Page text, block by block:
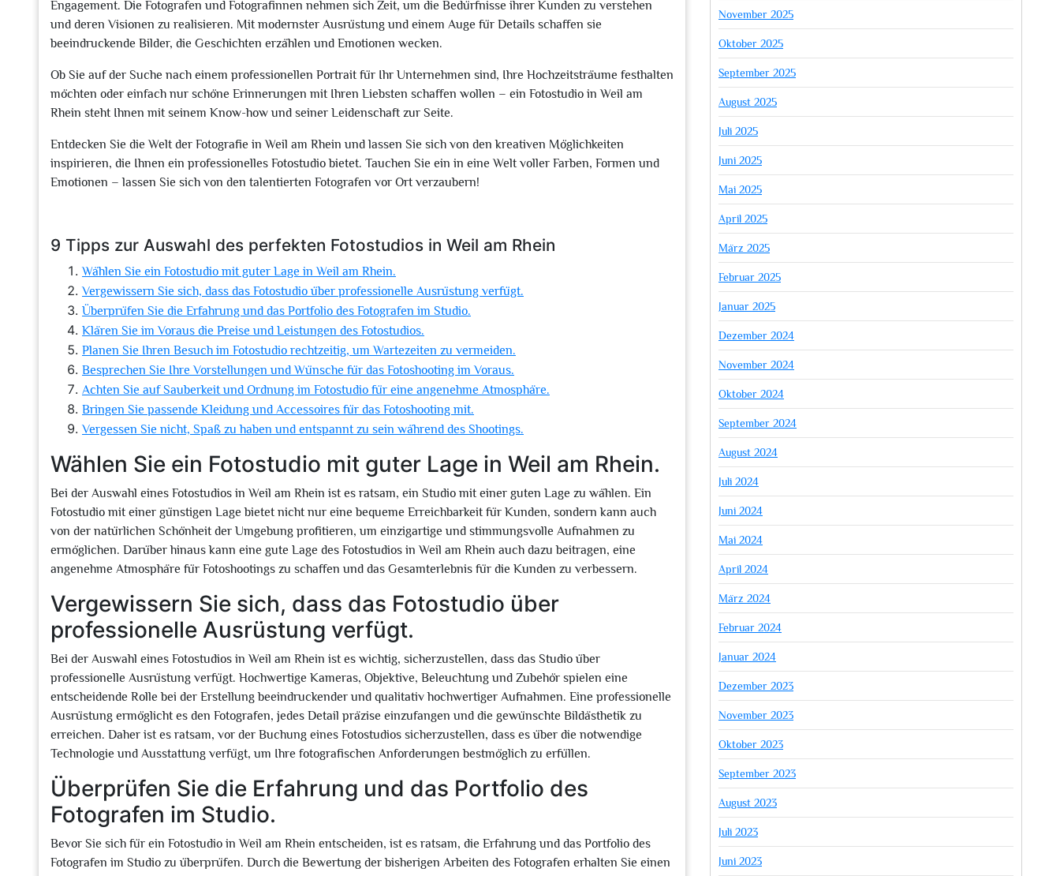
Engagement. Die Fotografen und Fotografinnen nehmen sich Zeit, um die Bedürfnisse ihrer Kunden zu verstehen
und deren Visionen zu realisieren. Mit modernster Ausrüstung und einem Auge für Details schaffen sie
beeindruckende Bilder, die Geschichten erzählen und Emotionen wecken.
Ob Sie auf der Suche nach einem professionellen Portrait für Ihr Unternehmen sind, Ihre Hochzeitsträume festhalten
möchten oder einfach nur schöne Erinnerungen mit Ihren Liebsten schaffen wollen – ein Fotostudio in Weil am
Rhein steht Ihnen mit seinem Know-how und seiner Leidenschaft zur Seite.
Entdecken Sie die Welt der Fotografie in Weil am Rhein und lassen Sie sich von den kreativen Möglichkeiten
inspirieren, die Ihnen ein professionelles Fotostudio bietet. Tauchen Sie ein in eine Welt voller Farben, Formen und
Emotionen – lassen Sie sich von den talentierten Fotografen vor Ort verzaubern!
9 Tipps zur Auswahl des perfekten Fotostudios in Weil am Rhein
Wählen Sie ein Fotostudio mit guter Lage in Weil am Rhein.
Vergewissern Sie sich, dass das Fotostudio über professionelle Ausrüstung verfügt.
Überprüfen Sie die Erfahrung und das Portfolio des Fotografen im Studio.
Klären Sie im Voraus die Preise und Leistungen des Fotostudios.
Planen Sie Ihren Besuch im Fotostudio rechtzeitig, um Wartezeiten zu vermeiden.
Besprechen Sie Ihre Vorstellungen und Wünsche für das Fotoshooting im Voraus.
Achten Sie auf Sauberkeit und Ordnung im Fotostudio für eine angenehme Atmosphäre.
Bringen Sie passende Kleidung und Accessoires für das Fotoshooting mit.
Vergessen Sie nicht, Spaß zu haben und entspannt zu sein während des Shootings.
Wählen Sie ein Fotostudio mit guter Lage in Weil am Rhein.
Bei der Auswahl eines Fotostudios in Weil am Rhein ist es ratsam, ein Studio mit einer guten Lage zu wählen. Ein
Fotostudio mit einer günstigen Lage bietet nicht nur eine bequeme Erreichbarkeit für Kunden, sondern kann auch
von der natürlichen Schönheit der Umgebung profitieren, um einzigartige und stimmungsvolle Aufnahmen zu
ermöglichen. Darüber hinaus kann eine gute Lage des Fotostudios in Weil am Rhein auch dazu beitragen, eine
angenehme Atmosphäre für Fotoshootings zu schaffen und das Gesamterlebnis für die Kunden zu verbessern.
Vergewissern Sie sich, dass das Fotostudio über
professionelle Ausrüstung verfügt.
Bei der Auswahl eines Fotostudios in Weil am Rhein ist es wichtig, sicherzustellen, dass das Studio über
professionelle Ausrüstung verfügt. Hochwertige Kameras, Objektive, Beleuchtung und Zubehör spielen eine
entscheidende Rolle bei der Erstellung beeindruckender und qualitativ hochwertiger Aufnahmen. Eine professionelle
Ausrüstung ermöglicht es den Fotografen, jedes Detail präzise einzufangen und die gewünschte Bildästhetik zu
erreichen. Daher ist es ratsam, vor der Buchung eines Fotostudios sicherzustellen, dass es über die notwendige
Technologie und Ausstattung verfügt, um Ihre fotografischen Anforderungen bestmöglich zu erfüllen.
Überprüfen Sie die Erfahrung und das Portfolio des
Fotografen im Studio.
Bevor Sie sich für ein Fotostudio in Weil am Rhein entscheiden, ist es ratsam, die Erfahrung und das Portfolio des
Fotografen im Studio zu überprüfen. Durch die Bewertung der bisherigen Arbeiten des Fotografen erhalten Sie einen
November 2025
Oktober 2025
September 2025
August 2025
Juli 2025
Juni 2025
Mai 2025
April 2025
März 2025
Februar 2025
Januar 2025
Dezember 2024
November 2024
Oktober 2024
September 2024
August 2024
Juli 2024
Juni 2024
Mai 2024
April 2024
März 2024
Februar 2024
Januar 2024
Dezember 2023
November 2023
Oktober 2023
September 2023
August 2023
Juli 2023
Juni 2023